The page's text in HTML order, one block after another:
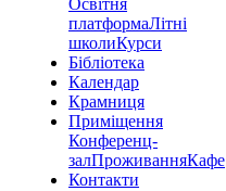
Освітня
платформаЛітні
школиКурси
Бібліотека
Календар
Крамниця
Приміщення
Конференц-
залПроживанняКафе
Контакти